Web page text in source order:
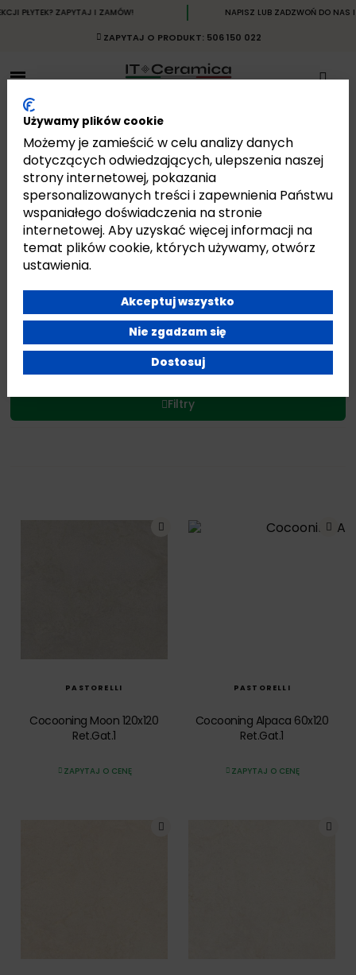
ZAPYTAJ I ZAMÓW! NAPISZ LUB ZADZWOŃ DO NAS I
ZAPYTAJ O PRODUKT: 506 150 022
COCOONING
Strona główna Płytki Płytki Włoskie Płytki Pastorelli
Pokazano 1-13 z 13 pozycji
Filtry
PASTORELLI
Cocooning Moon 120x120
Ret.Gat.1
ZAPYTAJ O CENĘ
SZYBKI PODGLĄD
PASTORELLI
Cocooning Alpaca 60x120
Ret.Gat.1
ZAPYTAJ O CENĘ
Używamy plików cookie
Możemy je zamieścić w celu analizy danych
dotyczących odwiedzających, ulepszenia naszej
strony internetowej, pokazania
spersonalizowanych treści i zapewnienia Państwu
wspaniałego doświadczenia na stronie
internetowej. Aby uzyskać więcej informacji na
temat plików cookie, których używamy, otwórz
ustawienia.
Akceptuj wszystko
Nie zgadzam się
Dostosuj